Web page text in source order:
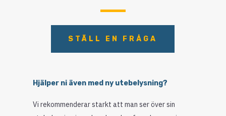
STÄLL EN FRÅGA
Hjälper ni även med ny utebelysning?
Vi rekommenderar starkt att man ser över sin